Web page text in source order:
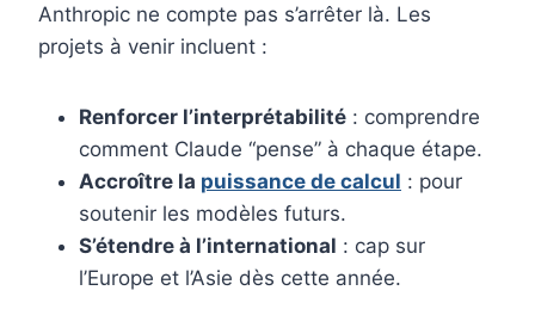
Anthropic ne compte pas s’arrêter là. Les
projets à venir incluent :
Renforcer l’interprétabilité : comprendre
comment Claude “pense” à chaque étape.
Accroître la puissance de calcul : pour
soutenir les modèles futurs.
S’étendre à l’international : cap sur
l’Europe et l’Asie dès cette année.